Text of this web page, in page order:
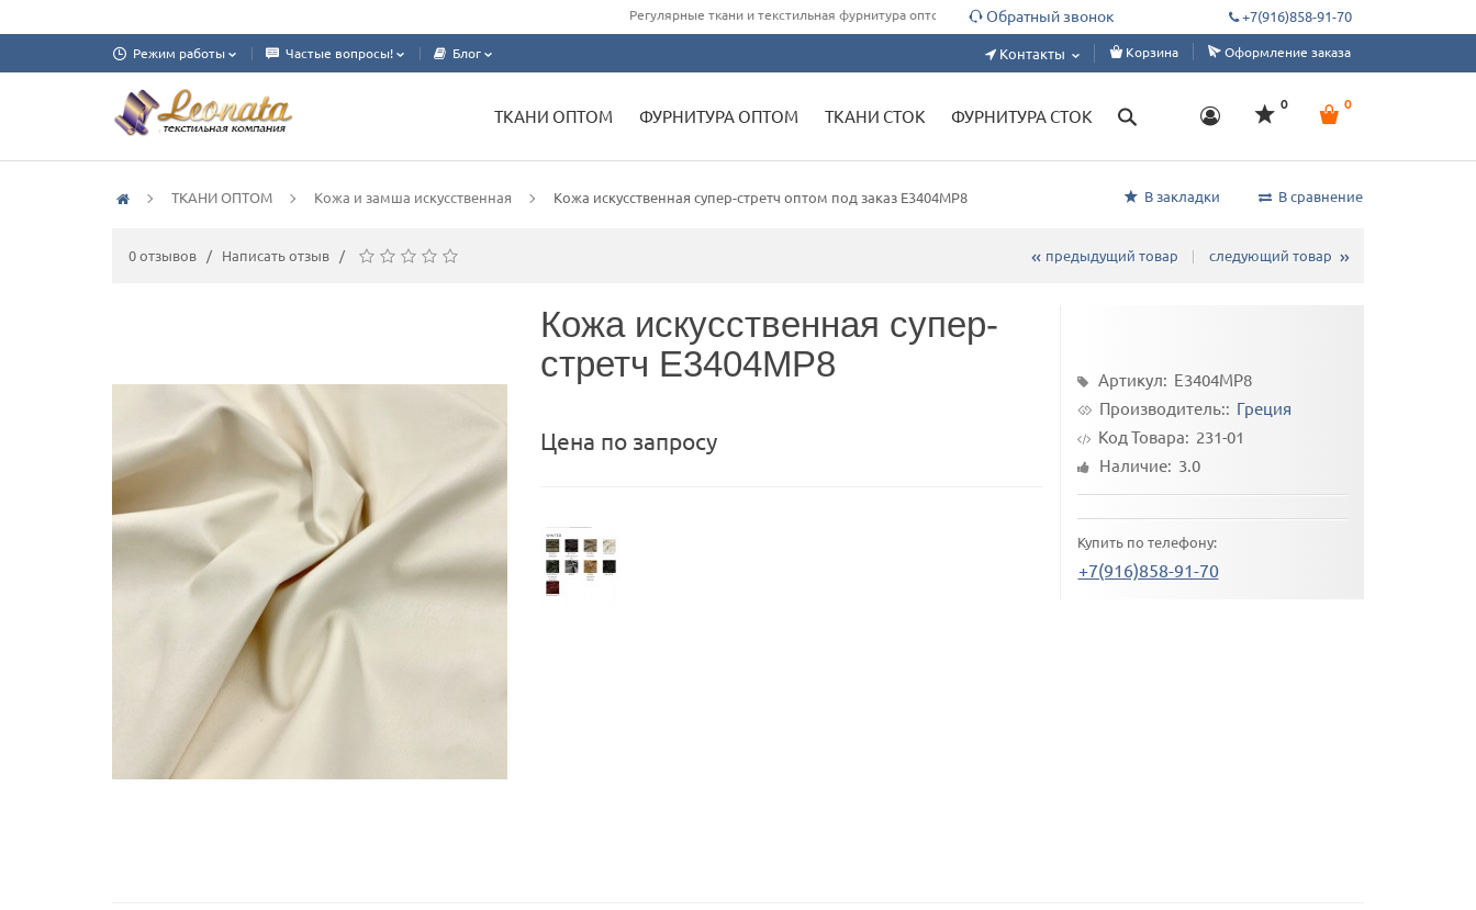
Регулярные ткани и текстильная фурнитура оптом для одежды швейным цехам, дизайнерам, ателье. Склад от 1 м, под заказ от 50
Обратный звонок +7(916)858-91-70
Режим работы Частые вопросы! Блог Контакты Корзина Оформление заказа
ТКАНИ ОПТОМ ФУРНИТУРА ОПТОМ ТКАНИ СТОК ФУРНИТУРА СТОК
0 0
ТКАНИ ОПТОМ Кожа и замша искусственная Кожа искусственная супер-стретч оптом под заказ E3404MP8 В закладки В сравнение
0 отзывов / Написать отзыв / предыдущий товар следующий товар
Кожа искусственная супер-
стретч E3404MP8
Цена по запросу
Артикул: E3404MP8
Производитель:: Греция
Код Товара: 231-01
Наличие: 3.0
Купить по телефону:
+7(916)858-91-70